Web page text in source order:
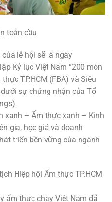
toàn cầu
lễ hội sẽ là ngày
Kỷ lục Việt Nam “200 món
TP.HCM (FBA) và Siêu
sự chứng nhận của Tổ
xanh – Ẩm thực xanh – Kinh
gia, học giả và doanh
triển bền vững của ngành
Hiệp hội Ẩm thực TP.HCM
ẩm thực chay Việt Nam đã